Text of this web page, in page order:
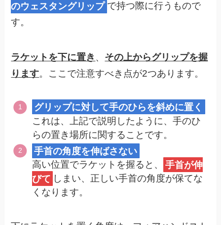
のウェスタングリップ で持つ際に行うもので
す。
ラケットを下に置き 、 その上からグリップを握
ります。ここで注意すべき点が2つあります。
グリップに対して手のひらを斜めに置く
これは、上記で説明したように、手のひ
らの置き場所に関することです。
手首の角度を伸ばさない
高い位置でラケットを握ると、
手首が伸
びて しまい、正しい手首の角度が保てな
くなります。